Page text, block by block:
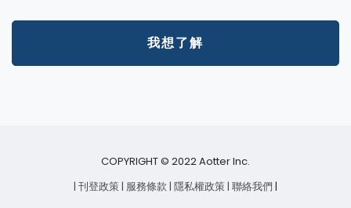
我想了解
COPYRIGHT © 2022 Aotter Inc.
| 刊登政策 | 服務條款 | 隱私權政策 | 聯絡我們 |